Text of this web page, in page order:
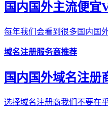
国内国外主流便宜
每年我们会看到很多国内国
域名注册服务商推荐
国内国外域名注册
选择域名注册商我们不要在